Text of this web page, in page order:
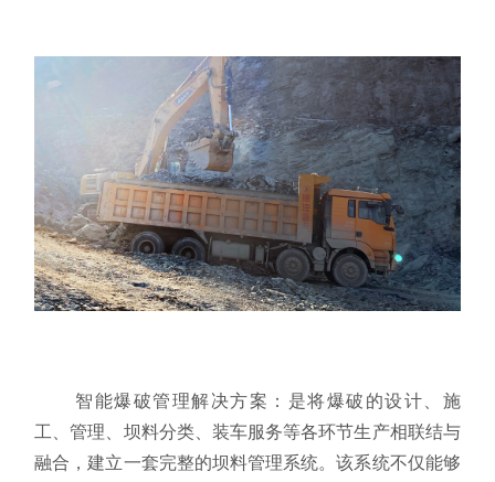
智能爆破管理解决方案： 是将爆破的设计、施
工、管理、坝料分类、装车服务等各环节生产相联结与
融合，建立一套完整的坝料管理系统。该系统不仅能够